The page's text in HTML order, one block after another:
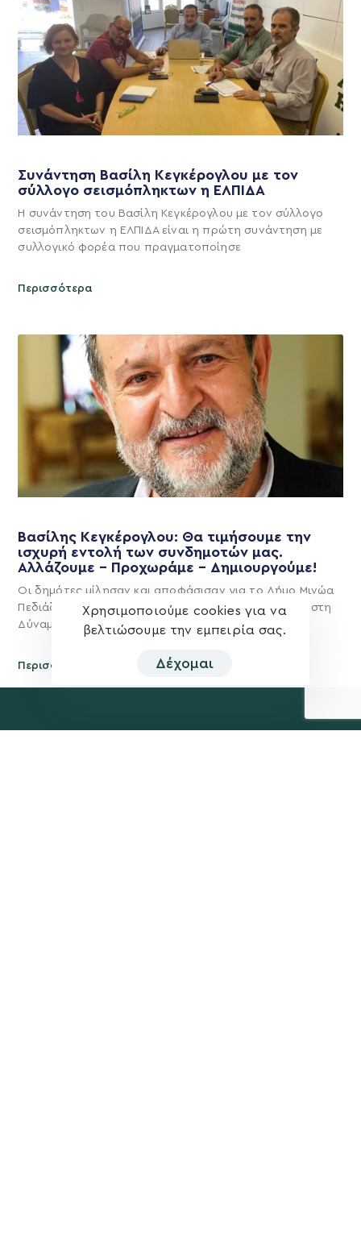
Συνάντηση Βασίλη Κεγκέρογλου με τον
σύλλογο σεισμόπληκτων η ΕΛΠΙΔΑ
Η συνάντηση του Βασίλη Κεγκέρογλου με τον σύλλογο
σεισμόπληκτων η ΕΛΠΙΔΑ είναι η πρώτη συνάντηση με
συλλογικό φορέα που πραγματοποίησε
Περισσότερα
Βασίλης Κεγκέρογλου: Θα τιμήσουμε την
ισχυρή εντολή των συνδημοτών μας.
Αλλάζουμε – Προχωράμε – Δημιουργούμε!
Οι δημότες μίλησαν και αποφάσισαν για το Δήμο Μινώα
Πεδιάδας του μέλλοντος και έδωσαν ισχυρή εντολή στη
Δύναμη Προόδου και
Περισσότερα
Χρησιμοποιούμε cookies για να
βελτιώσουμε την εμπειρία σας.
Δέχομαι